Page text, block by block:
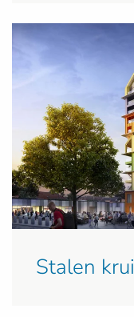
Stalen